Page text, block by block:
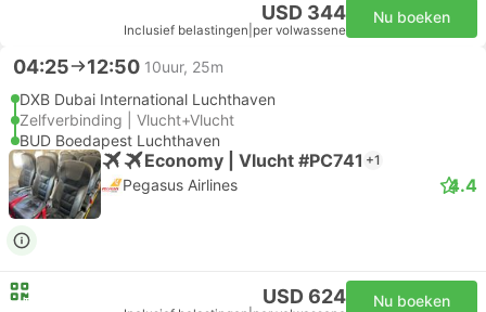
USD 344
Inclusief belastingen per volwassene
Nu boeken
04:25 12:50 10uur, 25m
DXB Dubai International Luchthaven
Zelfverbinding | Vlucht+Vlucht
BUD Boedapest Luchthaven
Economy | Vlucht #PC741 +1
Pegasus Airlines 4.4
USD 624 Nu boeken